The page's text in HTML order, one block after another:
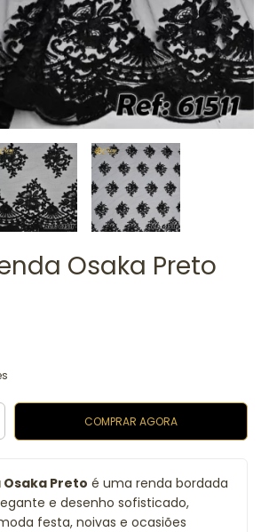
Osaka Preto
Osaka Preto é uma renda bordada
e desenho sofisticado,
festa, noivas e ocasiões